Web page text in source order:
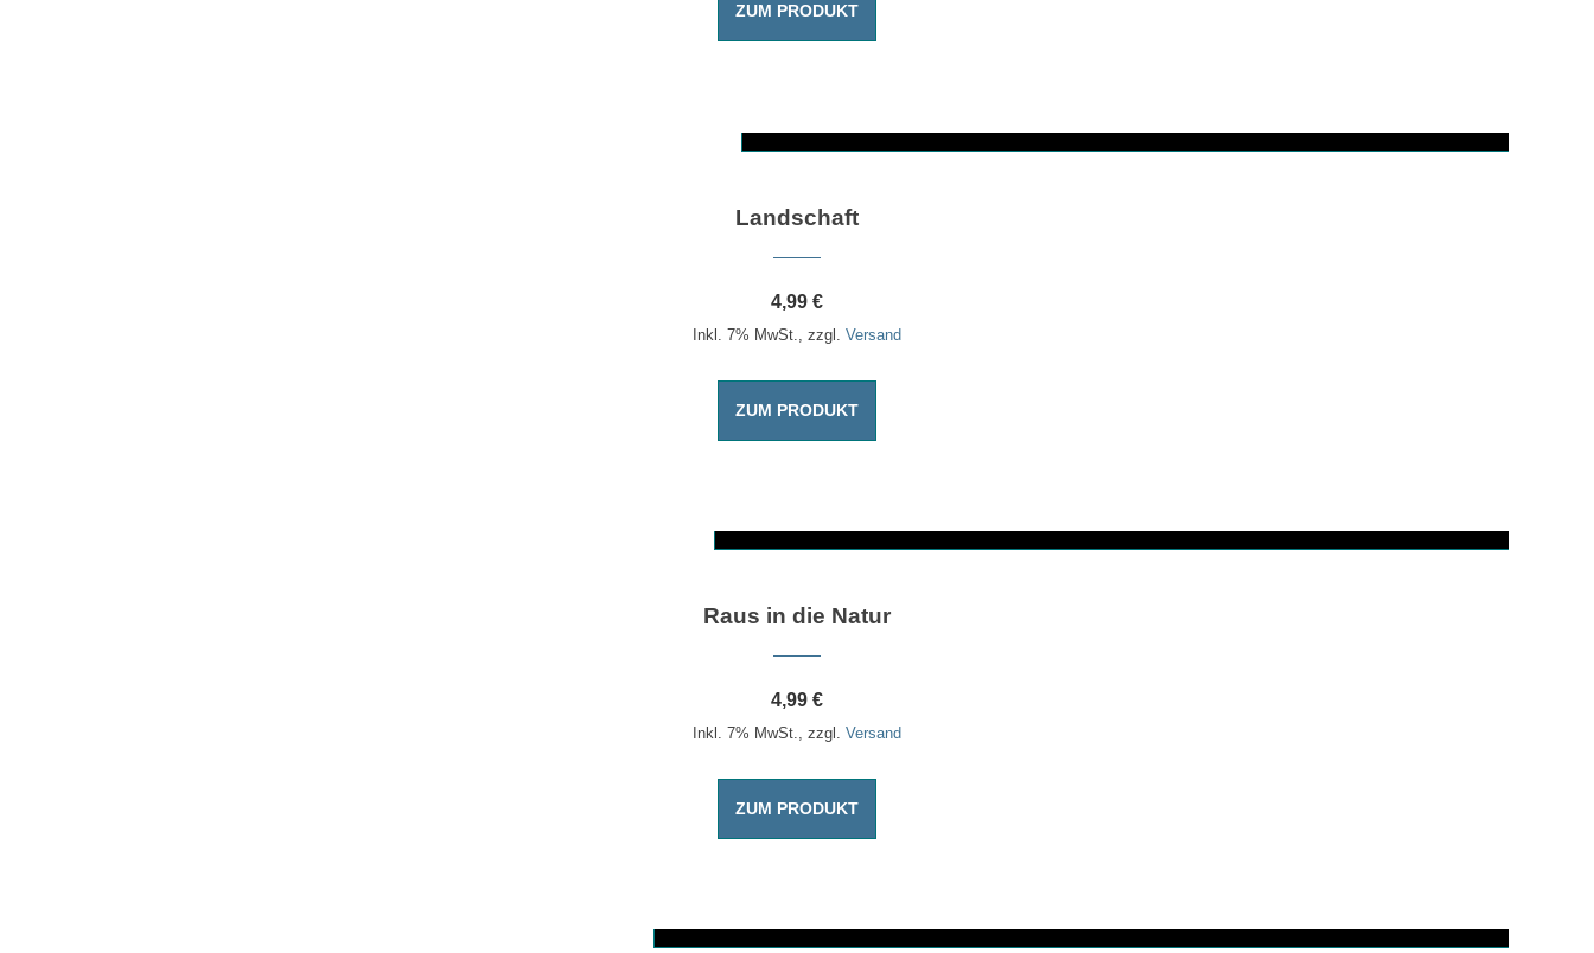
ZUM PRODUKT
Dieses Produkt weist mehrere Varianten auf. Die Optionen können auf der Produktseite gewählt werden
Landschaft
4,99 €
Inkl. 7% MwSt., zzgl. Versand
ZUM PRODUKT
Dieses Produkt weist mehrere Varianten auf. Die Optionen können auf der Produktseite gewählt werden
Raus in die Natur
4,99 €
Inkl. 7% MwSt., zzgl. Versand
ZUM PRODUKT
Dieses Produkt weist mehrere Varianten auf. Die Optionen können auf der Produktseite gewählt werden